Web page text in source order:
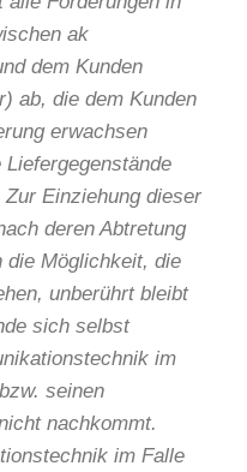
ak
dem Kunden
ab, die dem Kunden
erwachsen
Einziehung dieser
deren Abtretung
die Möglichkeit, die
unberührt bleibt
sich selbst
im
seinen
nachkommt.
im Falle